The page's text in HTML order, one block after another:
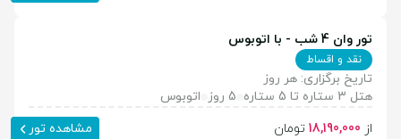
تور وان 4 شب - با اتوبوس
نقد و اقساط
تاریخ برگزاری: هر روز
هتل 3 ستاره تا 5 ستاره
5 روز
اتوبوس
از 18,190,000 تومان مشاهده تور